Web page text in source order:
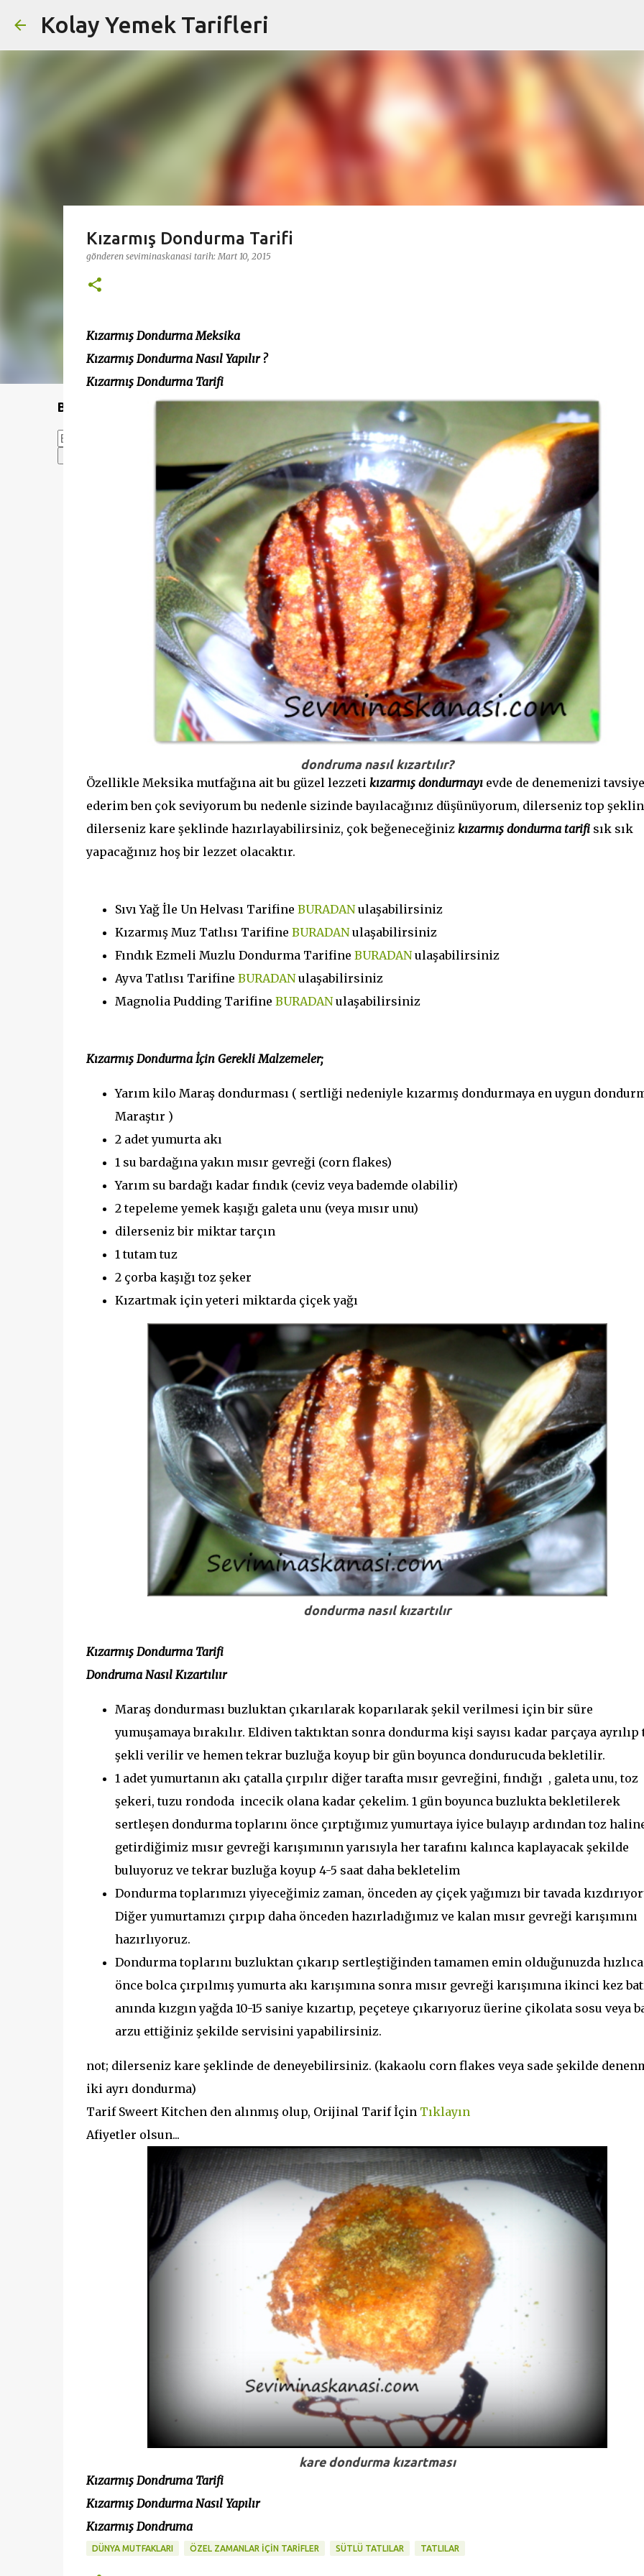
Kolay Yemek Tarifleri
Bu Blogda Ara
Kızarmış Dondurma Tarifi
gönderen seviminaskanasi tarih:Mart 10, 2015
Kızarmış Dondurma Meksika
Kızarmış Dondurma Nasıl Yapılır ?
Kızarmış Dondurma Tarifi
dondruma nasıl kızartılır?
Özellikle Meksika mutfağına ait bu güzel lezzeti kızarmış dondurmayı evde de denemenizi tavsiye
ederim ben çok seviyorum bu nedenle sizinde bayılacağınız düşünüyorum, dilerseniz top
dilerseniz kare şeklinde hazırlayabilirsiniz, çok beğeneceğiniz kızarmış dondurma tarifisık sık
yapacağınız hoş bir lezzet olacaktır.
Sıvı Yağ İle Un Helvası Tarifine BURADANulaşabilirsiniz
Kızarmış Muz Tatlısı Tarifine BURADANulaşabilirsiniz
Fındık Ezmeli Muzlu Dondurma Tarifine BURADANulaşabilirsiniz
Ayva Tatlısı Tarifine BURADANulaşabilirsiniz
Magnolia Pudding Tarifine BURADANulaşabilirsiniz
Kızarmış Dondurma İçin Gerekli Malzemeler;
Yarım kilo Maraş dondurması ( sertliği nedeniyle kızarmış dondurmaya en uygun
Maraştır )
2 adet yumurta akı
1 su bardağına yakın mısır gevreği (corn flakes)
Yarım su bardağı kadar fındık (ceviz veya bademde olabilir)
2 tepeleme yemek kaşığı galeta unu (veya mısır unu)
dilerseniz bir miktar tarçın
1 tutam tuz
2 çorba kaşığı toz şeker
Kızartmak için yeteri miktarda çiçek yağı
dondurma nasıl kızartılır
Kızarmış Dondurma Tarifi
Dondruma Nasıl Kızartılıır
Maraş dondurması buzluktan çıkarılarak koparılarak şekil verilmesi için bir süre
yumuşamaya bırakılır. Eldiven taktıktan sonra dondurma kişi sayısı kadar parçaya ayrılıp
şekli verilir ve hemen tekrar buzluğa koyup bir gün boyunca dondurucuda bekletilir.
1 adet yumurtanın akı çatalla çırpılır diğer tarafta mısır gevreğini, fındığı , galeta unu, toz
şekeri, tuzu rondoda incecik olana kadar çekelim. 1 gün boyunca buzlukta bekletilerek
sertleşen dondurma toplarını önce çırptığımız yumurtaya iyice bulayıp ardından toz
getirdiğimiz mısır gevreği karışımının yarısıyla her tarafını kalınca kaplayacak şekilde
buluyoruz ve tekrar buzluğa koyup 4-5 saat daha bekletelim
Dondurma toplarımızı yiyeceğimiz zaman, önceden ay çiçek yağımızı bir tavada
Diğer yumurtamızı çırpıp daha önceden hazırladığımız ve kalan mısır gevreği karışımını
hazırlıyoruz.
Dondurma toplarını buzluktan çıkarıp sertleştiğinden tamamen emin olduğunuzda hızlıca
önce bolca çırpılmış yumurta akı karışımına sonra mısır gevreği karışımına ikinci kez
anında kızgın yağda 10-15 saniye kızartıp, peçeteye çıkarıyoruz üerine çikolata sosu veya
arzu ettiğiniz şekilde servisini yapabilirsiniz.
not; dilerseniz kare şeklinde de deneyebilirsiniz. (kakaolu corn flakes veya sade şekilde
iki ayrı dondurma)
Tarif Sweert Kitchen den alınmış olup, Orijinal Tarif İçin Tıklayın
Afiyetler olsun...
kare dondurma kızartması
Kızarmış Dondruma Tarifi
Kızarmış Dondurma Nasıl Yapılır
Kızarmış Dondruma
DÜNYA MUTFAKLARI ÖZEL ZAMANLAR İÇİN TARİFLER SÜTLÜ TATLILAR TATLILAR